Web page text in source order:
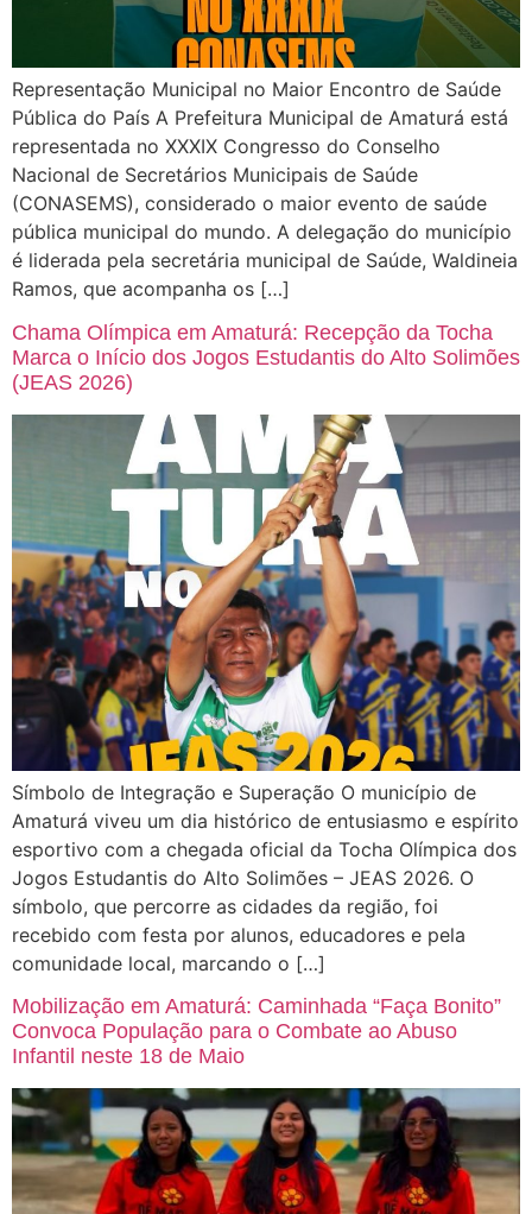
Representação Municipal no Maior Encontro de Saúde
Pública do País A Prefeitura Municipal de Amaturá está
representada no XXXIX Congresso do Conselho
Nacional de Secretários Municipais de Saúde
(CONASEMS), considerado o maior evento de saúde
pública municipal do mundo. A delegação do município
é liderada pela secretária municipal de Saúde, Waldineia
Ramos, que acompanha os […]
Chama Olímpica em Amaturá: Recepção da Tocha
Marca o Início dos Jogos Estudantis do Alto Solimões
(JEAS 2026)
Símbolo de Integração e Superação O município de
Amaturá viveu um dia histórico de entusiasmo e espírito
esportivo com a chegada oficial da Tocha Olímpica dos
Jogos Estudantis do Alto Solimões – JEAS 2026. O
símbolo, que percorre as cidades da região, foi
recebido com festa por alunos, educadores e pela
comunidade local, marcando o […]
Mobilização em Amaturá: Caminhada “Faça Bonito”
Convoca População para o Combate ao Abuso
Infantil neste 18 de Maio